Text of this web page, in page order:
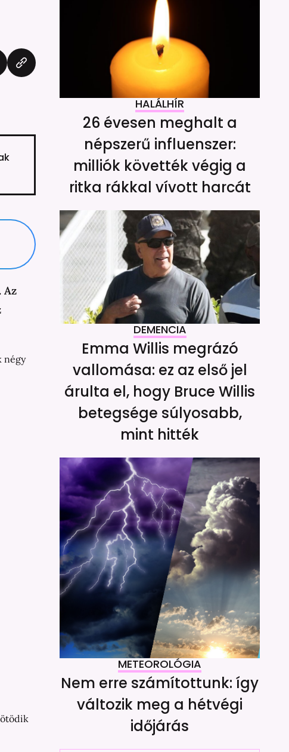
Az
négy
HALÁLHÍR
26 évesen meghalt a
népszerű influenszer:
milliók követték végig a
ritka rákkal vívott harcát
DEMENCIA
Emma Willis megrázó
vallomása: ez az első jel
árulta el, hogy Bruce Willis
betegsége súlyosabb,
mint hitték
METEOROLÓGIA
Nem erre számítottunk: így
változik meg a hétvégi
időjárás